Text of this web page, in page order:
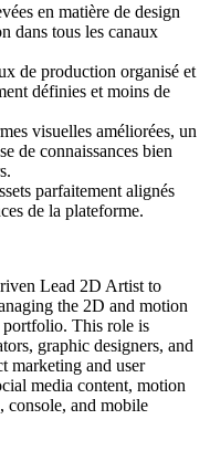
en matière de design
dans tous les canaux
de production organisé et
définies et moins de
visuelles améliorées, un
de connaissances bien
parfaitement alignés
de la plateforme.
Lead 2D Artist to
the 2D and motion
portfolio. This role is
graphic designers, and
marketing and user
media content, motion
console, and mobile